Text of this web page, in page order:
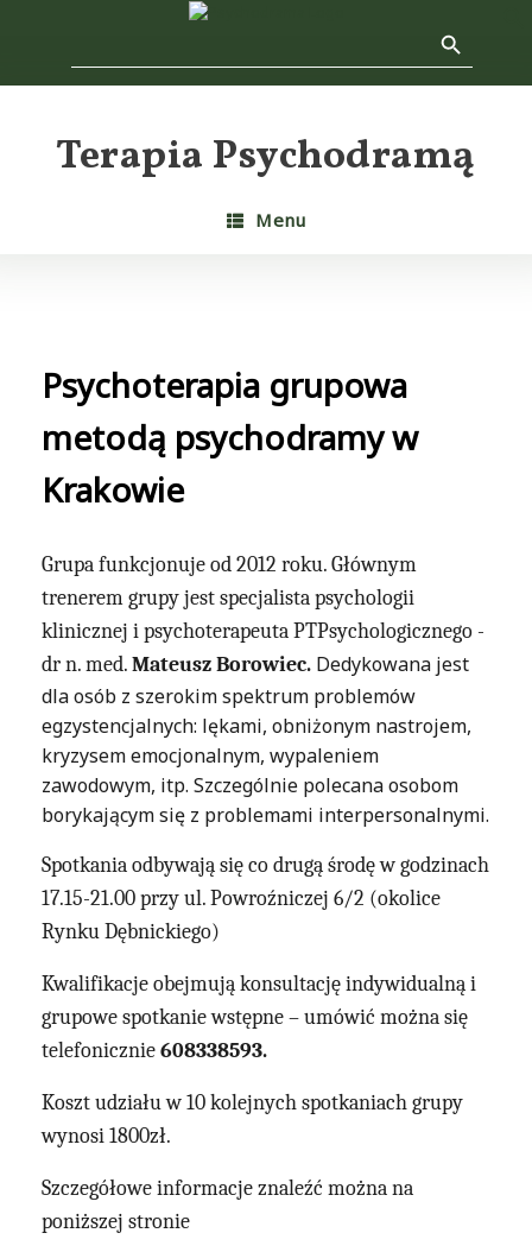
Terapia Psychodramą
Menu
Psychoterapia grupowa
metodą psychodramy w
Krakowie
Grupa funkcjonuje od 2012 roku.Głównym
trenerem grupy jest specjalista psychologii
klinicznej i psychoterapeuta PTPsychologicznego -
dr n. med.Mateusz Borowiec. Dedykowana jest
dla osób z szerokim spektrum problemów
egzystencjalnych: lękami, obniżonym nastrojem,
kryzysem emocjonalnym, wypaleniem
zawodowym, itp. Szczególnie polecana osobom
borykającym się z problemami interpersonalnymi.
Spotkania odbywają się co drugą środę w godzinach
17.15-21.00 przy ul. Powroźniczej 6/2 (okolice
Rynku Dębnickiego)
Kwalifikacje obejmują konsultację indywidualną i
grupowe spotkanie wstępne – umówić można się
telefonicznie608338593.
Koszt udziału w 10 kolejnych spotkaniach grupy
wynosi 1800zł.
Szczegółowe informacje znaleźć można na
poniższej stronie